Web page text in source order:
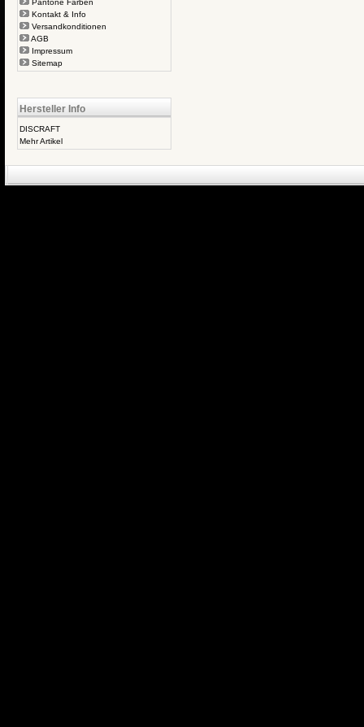
Pantone Farben
Kontakt & Info
Versandkonditionen
AGB
Impressum
Sitemap
Hersteller Info
DISCRAFT
Mehr Artikel